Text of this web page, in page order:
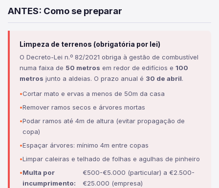
ANTES: Como se preparar
Limpeza de terrenos (obrigatória por lei)
O Decreto-Lei n.º 82/2021 obriga à gestão de combustível
numa faixa de 50 metros em redor de edifícios e 100
metros junto a aldeias. O prazo anual é 30 de abril.
Cortar mato e ervas a menos de 50m da casa
Remover ramos secos e árvores mortas
Podar ramos até 4m de altura (evitar propagação de
copa)
Espaçar árvores: mínimo 4m entre copas
Limpar caleiras e telhado de folhas e agulhas de pinheiro
Multa por
incumprimento:
€500-€5.000 (particular) a €2.500-
€25.000 (empresa)